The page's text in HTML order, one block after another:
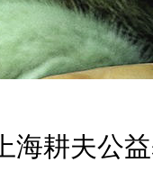
上海耕夫公